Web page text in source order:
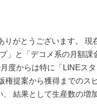
りがとうございます。 現
」と「デコメ系の月額課
度からは特に「LINEス
権提案から獲得までのス
結果として生産数の増